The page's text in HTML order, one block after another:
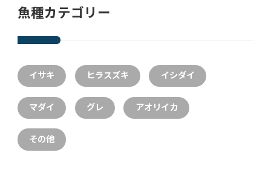
魚種カテゴリー
イサキ ヒラスズキ イシダイ
マダイ グレ アオリイカ
その他